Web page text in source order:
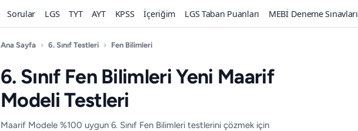
Sorular LGS TYT AYT KPSS İçeriğim LGS Taban Puanları MEBİ Deneme Sınavları
Ana Sayfa › 6. Sınıf Testleri › Fen Bilimleri
6. Sınıf Fen Bilimleri Yeni Maarif
Modeli Testleri
Maarif Modele %100 uygun 6. Sınıf Fen Bilimleri testlerini çözmek için